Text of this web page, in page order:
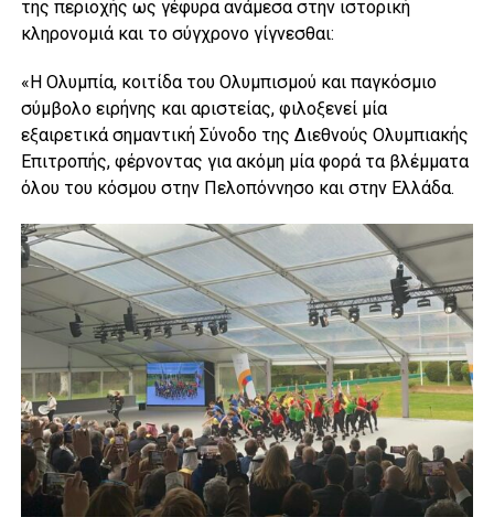
της περιοχής ως γέφυρα ανάμεσα στην ιστορική
κληρονομιά και το σύγχρονο γίγνεσθαι:
«Η Ολυμπία, κοιτίδα του Ολυμπισμού και παγκόσμιο
σύμβολο ειρήνης και αριστείας, φιλοξενεί μία
εξαιρετικά σημαντική Σύνοδο της Διεθνούς Ολυμπιακής
Επιτροπής, φέρνοντας για ακόμη μία φορά τα βλέμματα
όλου του κόσμου στην Πελοπόννησο και στην Ελλάδα.